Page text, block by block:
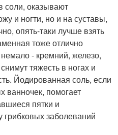
оказывают
и ногти, но и на суставы,
опять-таки лучше взять
тоже отлично
- кремний, железо,
тяжесть в ногах и
Йодированная соль, если
ванночек, помогает
пятки и
грибковых заболеваний